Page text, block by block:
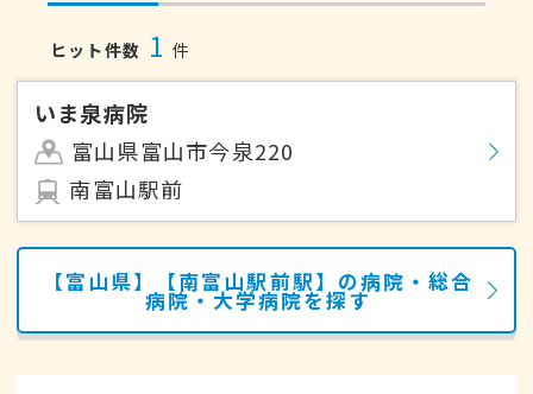
ヒット件数 1 件
いま泉病院
富山県富山市今泉220
南富山駅前
【富山県】【南富山駅前駅】の病院・総合
病院・大学病院を探す